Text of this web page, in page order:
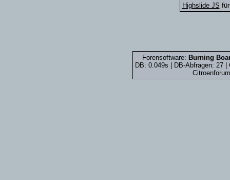
Highslide JS
Forensoftware: Burning
DB: 0.049s | DB-Abfragen: 27